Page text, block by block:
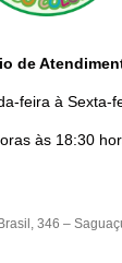
de
feira à Sexta-
às 18:30
346 –